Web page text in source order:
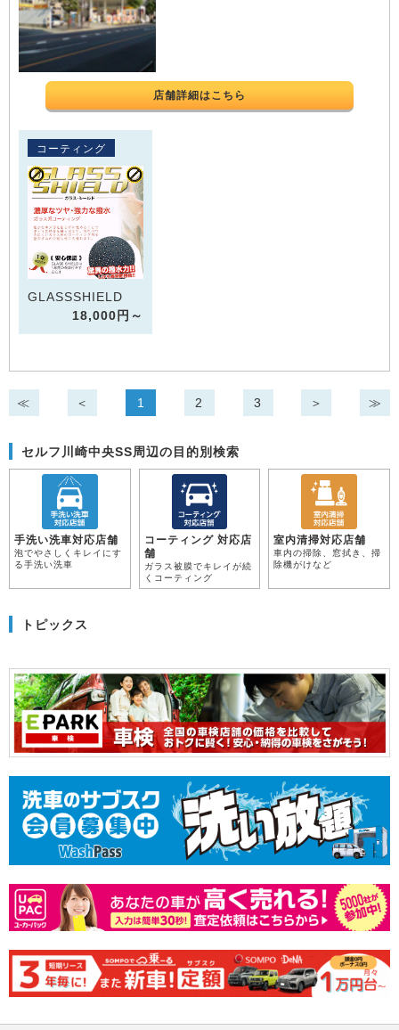
店舗詳細はこちら
コーティング
GLASSSHIELD
18,000円～
≪ ＜ 1 2 3 ＞ ≫
セルフ川崎中央SS周辺の目的別検索
手洗い洗車対応店舗
泡でやさしくキレイにす
る手洗い洗車
コーティング 対応店
舗
ガラス被膜でキレイが続
くコーティング
室内清掃対応店舗
車内の掃除、窓拭き、掃
除機がけなど
トピックス